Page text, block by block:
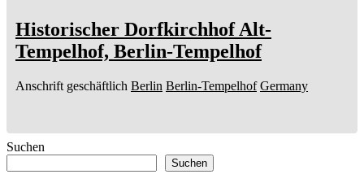
Historischer Dorfkirchhof Alt-
Tempelhof, Berlin-Tempelhof
Anschrift geschäftlich Berlin Berlin-Tempelhof Germany
Suchen
Suchen